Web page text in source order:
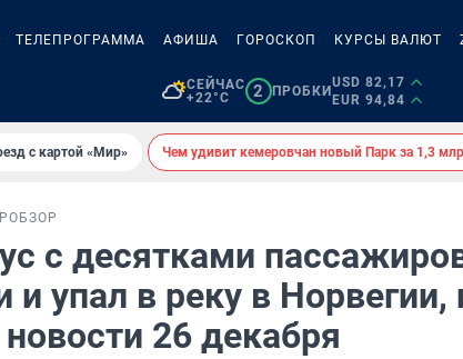
ТЕЛЕПРОГРАММА АФИША ГОРОСКОП КУРСЫ ВАЛЮТ
СЕЙЧАС
+22°C
2 ПРОБКИ
USD 82,17
EUR 94,84
с картой «Мир» Чем удивит кемеровчан новый Парк за 1,3
ОБЗОР
с десятками
и упал в реку в Норвегии,
26 декабря